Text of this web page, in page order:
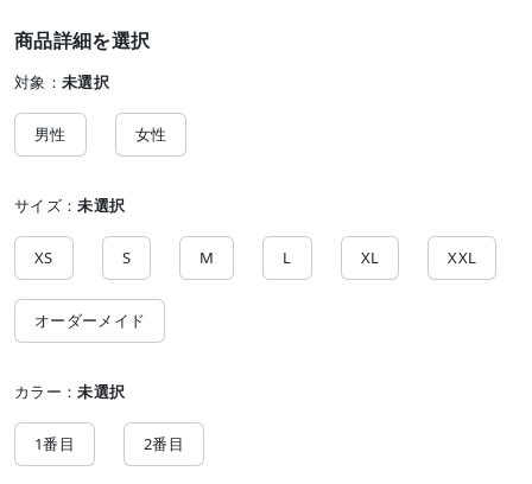
商品詳細を選択
対象： 未選択
男性 女性
サイズ：未選択
XS S M L XL XXL
オーダーメイド
カラー：未選択
1番目 2番目